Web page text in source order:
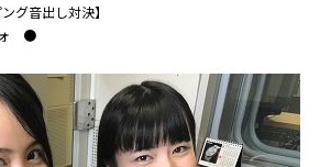
グ音出し対決】
ォ ●